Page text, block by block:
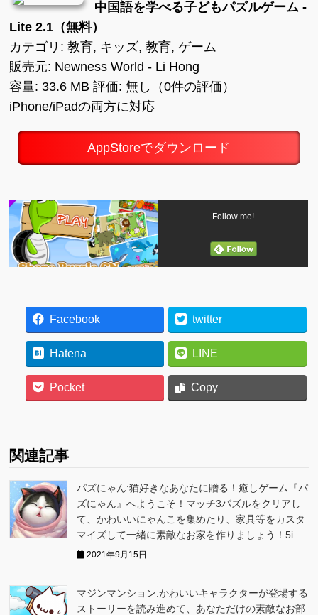
中国語を学べる子どもパズルゲーム -
Lite 2.1（無料）
カテゴリ: 教育, キッズ, 教育, ゲーム
販売元: Newness World - Li Hong
容量: 33.6 MB 評価: 無し（0件の評価）
iPhone/iPadの両方に対応
AppStoreでダウンロード
Follow me!
Facebook twitter
Hatena LINE
Pocket Copy
関連記事
パズにゃん:猫好きなあなたに贈る！癒しゲーム『パ
ズにゃん』へようこそ！マッチ3パズルをクリアし
て、かわいいにゃんこを集めたり、家具等をカスタ
マイズして一緒に素敵なお家を作りましょう！5i
2021年9月15日
マジンマンション:かわいいキャラクターが登場する
ストーリーを読み進めて、あなただけの素敵なお部